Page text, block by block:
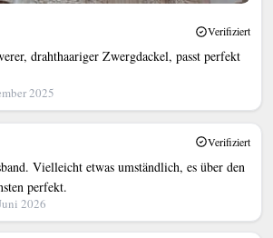
Verifiziert
drahthaariger Zwergdackel, passt perfekt
2025
Verifiziert
Vielleicht etwas umständlich, es über den
perfekt.
2026